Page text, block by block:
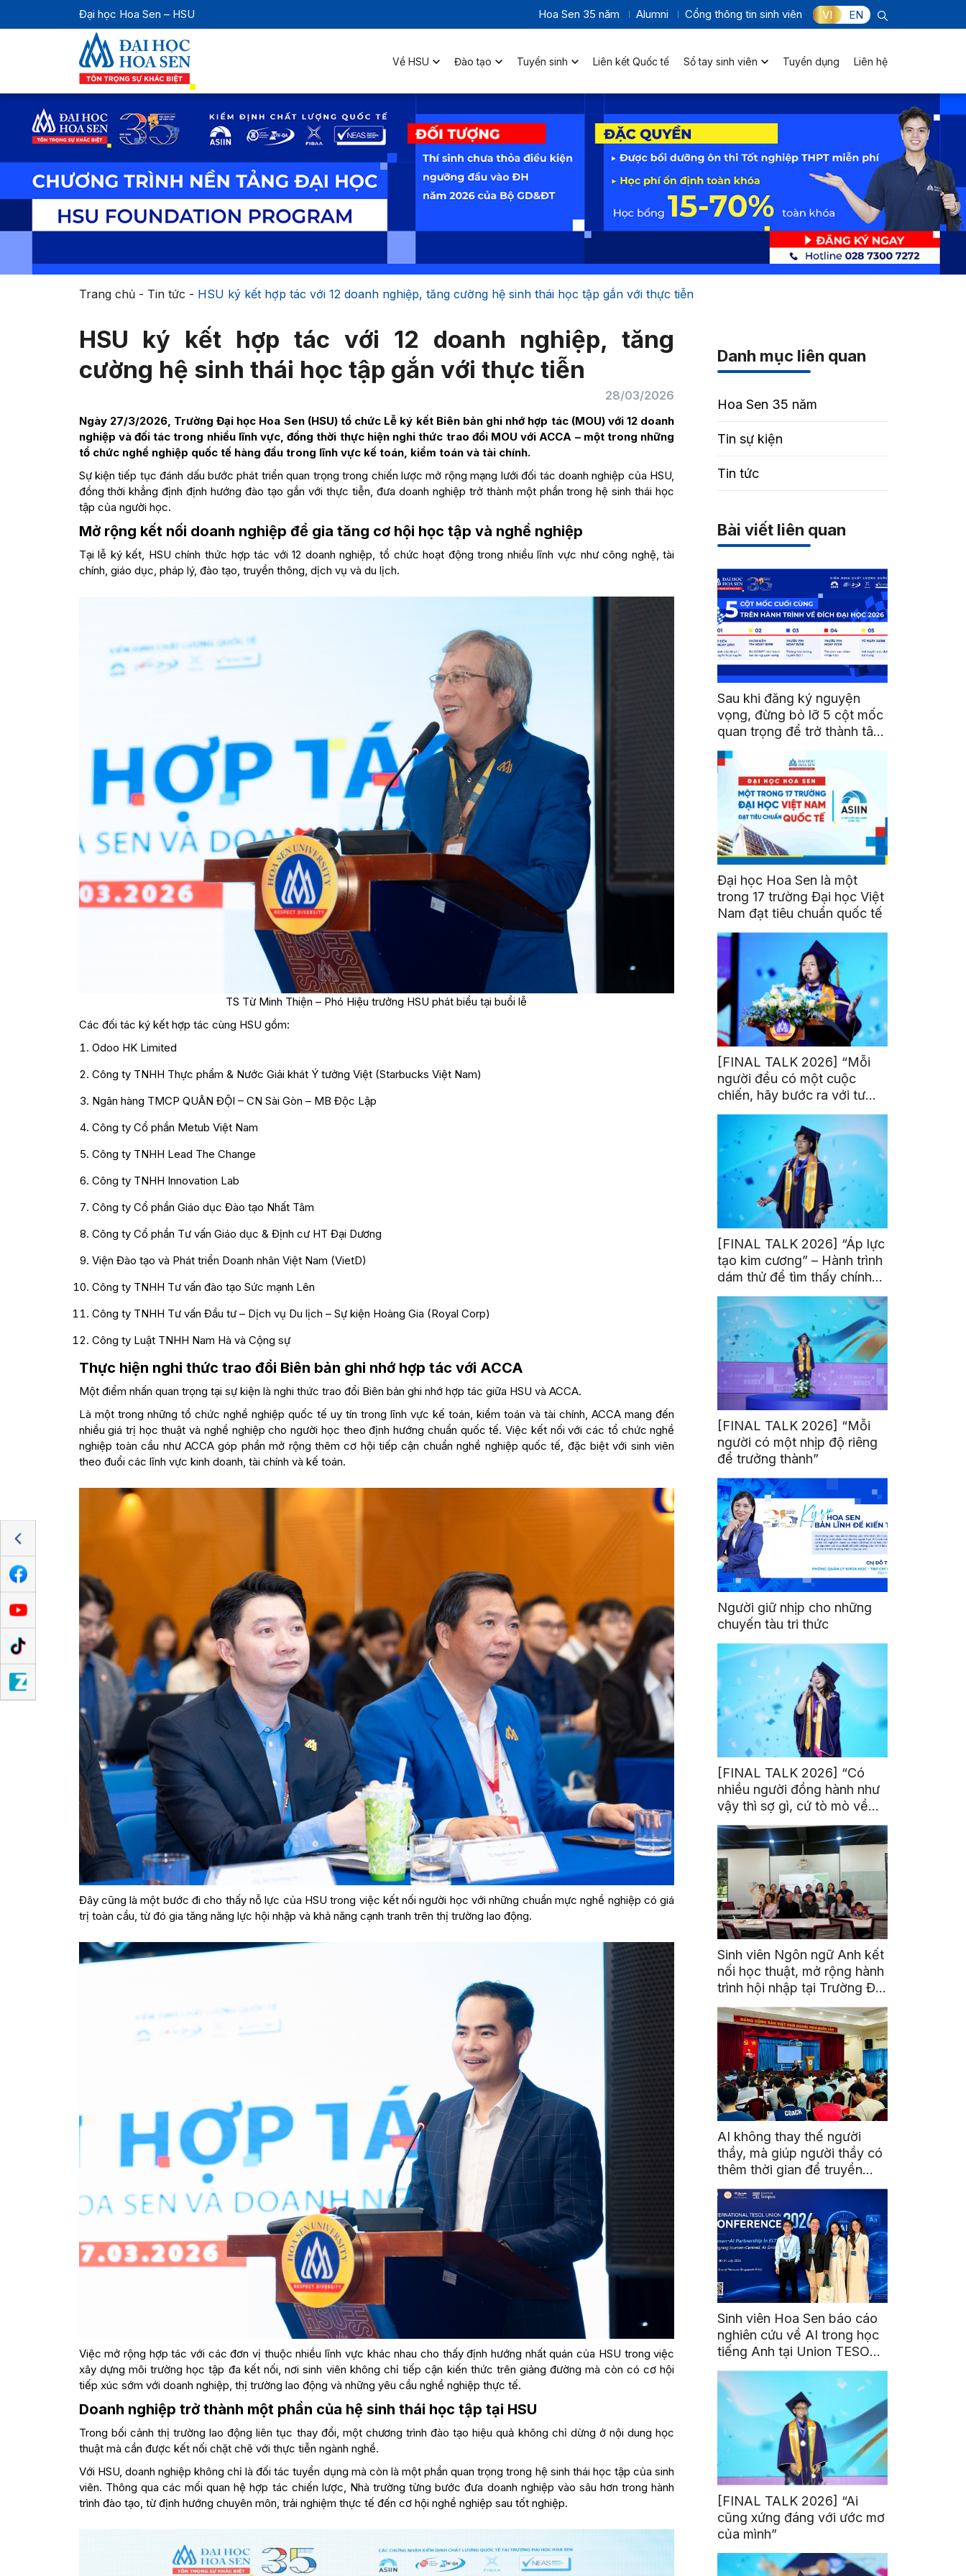
Đại học Hoa Sen – HSU Hoa Sen 35 năm Alumni Cổng thông tin sinh viên VI EN
Về HSU Đào tạo Tuyển sinh Liên kết Quốc tế Sổ tay sinh viên Tuyển dụng Liên hệ
Trang chủ- Tin tức - HSU ký kết hợp tác với 12 doanh nghiệp, tăng cường hệ sinh thái học tập gắn với thực tiễn
HSU ký kết hợp tác với 12 doanh nghiệp, tăng
cường hệ sinh thái học tập gắn với thực tiễn
28/03/2026
Ngày 27/3/2026, Trường Đại học Hoa Sen (HSU) tổ chức Lễ ký kết Biên bản ghi nhớ hợp tác (MOU) với 12 doanh
nghiệp và đối tác trong nhiều lĩnh vực, đồng thời thực hiện nghi thức trao đổi MOU với ACCA – một trong những
tổ chức nghề nghiệp quốc tế hàng đầu trong lĩnh vực kế toán, kiểm toán và tài chính.
Sự kiện tiếp tục đánh dấu bước phát triển quan trọng trong chiến lược mở rộng mạng lưới đối tác doanh nghiệp của HSU,
đồng thời khẳng định định hướng đào tạo gắn với thực tiễn, đưa doanh nghiệp trở thành một phần trong hệ sinh thái học
tập của người học.
Mở rộng kết nối doanh nghiệp để gia tăng cơ hội học tập và nghề nghiệp
Tại lễ ký kết, HSU chính thức hợp tác với 12 doanh nghiệp, tổ chức hoạt động trong nhiều lĩnh vực như công nghệ, tài
chính, giáo dục, pháp lý, đào tạo, truyền thông, dịch vụ và du lịch.
TS Từ Minh Thiện – Phó Hiệu trưởng HSU phát biểu tại buổi lễ
Các đối tác ký kết hợp tác cùng HSU gồm:
Odoo HK Limited
Công ty TNHH Thực phẩm & Nước Giải khát Ý tưởng Việt (Starbucks Việt Nam)
Ngân hàng TMCP QUÂN ĐỘI – CN Sài Gòn – MB Độc Lập
Công ty Cổ phần Metub Việt Nam
Công ty TNHH Lead The Change
Công ty TNHH Innovation Lab
Công ty Cổ phần Giáo dục Đào tạo Nhất Tâm
Công ty Cổ phần Tư vấn Giáo dục & Định cư HT Đại Dương
Viện Đào tạo và Phát triển Doanh nhân Việt Nam (VietD)
Công ty TNHH Tư vấn đào tạo Sức mạnh Lên
Công ty TNHH Tư vấn Đầu tư – Dịch vụ Du lịch – Sự kiện Hoàng Gia (Royal Corp)
Công ty Luật TNHH Nam Hà và Cộng sự
Thực hiện nghi thức trao đổi Biên bản ghi nhớ hợp tác với ACCA
Một điểm nhấn quan trọng tại sự kiện là nghi thức trao đổi Biên bản ghi nhớ hợp tác giữa HSU và ACCA.
Là một trong những tổ chức nghề nghiệp quốc tế uy tín trong lĩnh vực kế toán, kiểm toán và tài chính, ACCA mang đến
nhiều giá trị học thuật và nghề nghiệp cho người học theo định hướng chuẩn quốc tế. Việc kết nối với các tổ chức nghề
nghiệp toàn cầu như ACCA góp phần mở rộng thêm cơ hội tiếp cận chuẩn nghề nghiệp quốc tế, đặc biệt với sinh viên
theo đuổi các lĩnh vực kinh doanh, tài chính và kế toán.
Đây cũng là một bước đi cho thấy nỗ lực của HSU trong việc kết nối người học với những chuẩn mực nghề nghiệp có giá
trị toàn cầu, từ đó gia tăng năng lực hội nhập và khả năng cạnh tranh trên thị trường lao động.
Việc mở rộng hợp tác với các đơn vị thuộc nhiều lĩnh vực khác nhau cho thấy định hướng nhất quán của HSU trong việc
xây dựng môi trường học tập đa kết nối, nơi sinh viên không chỉ tiếp cận kiến thức trên giảng đường mà còn có cơ hội
tiếp xúc sớm với doanh nghiệp, thị trường lao động và những yêu cầu nghề nghiệp thực tế.
Doanh nghiệp trở thành một phần của hệ sinh thái học tập tại HSU
Trong bối cảnh thị trường lao động liên tục thay đổi, một chương trình đào tạo hiệu quả không chỉ dừng ở nội dung học
thuật mà cần được kết nối chặt chẽ với thực tiễn ngành nghề.
Với HSU, doanh nghiệp không chỉ là đối tác tuyển dụng mà còn là một phần quan trọng trong hệ sinh thái học tập của sinh
viên. Thông qua các mối quan hệ hợp tác chiến lược, Nhà trường từng bước đưa doanh nghiệp vào sâu hơn trong hành
trình đào tạo, từ định hướng chuyên môn, trải nghiệm thực tế đến cơ hội nghề nghiệp sau tốt nghiệp.
Danh mục liên quan
Hoa Sen 35 năm
Tin sự kiện
Tin tức
Bài viết liên quan
Sau khi đăng ký nguyện
vọng, đừng bỏ lỡ 5 cột mốc
quan trọng để trở thành tân
sinh viên HSU
Đại học Hoa Sen là một
trong 17 trường Đại học Việt
Nam đạt tiêu chuẩn quốc tế
[FINAL TALK 2026] “Mỗi
người đều có một cuộc
chiến, hãy bước ra với tư
thế của người chiến thắng”
[FINAL TALK 2026] “Áp lực
tạo kim cương” – Hành trình
dám thử để tìm thấy chính
mình
[FINAL TALK 2026] “Mỗi
người có một nhịp độ riêng
để trưởng thành”
Người giữ nhịp cho những
chuyến tàu tri thức
[FINAL TALK 2026] “Có
nhiều người đồng hành như
vậy thì sợ gì, cứ tò mò về
thế giới thôi”
Sinh viên Ngôn ngữ Anh kết
nối học thuật, mở rộng hành
trình hội nhập tại Trường Đại
học Quốc gia Malaysia
AI không thay thế người
thầy, mà giúp người thầy có
thêm thời gian để truyền
cảm hứng
Sinh viên Hoa Sen báo cáo
nghiên cứu về AI trong học
tiếng Anh tại Union TESOL
2026 ở Singapore
[FINAL TALK 2026] “Ai
cũng xứng đáng với ước mơ
của mình”